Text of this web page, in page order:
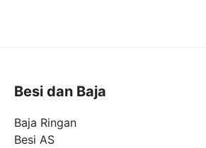
Besi dan Baja
Baja Ringan
Besi AS